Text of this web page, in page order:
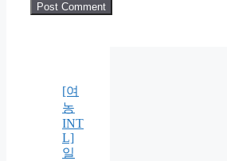
[여
농
INT
L]
일